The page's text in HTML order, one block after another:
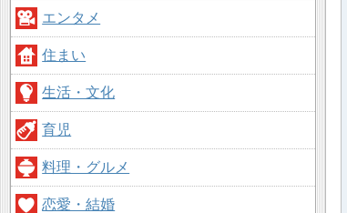
エンタメ
住まい
生活・文化
育児
料理・グルメ
恋愛・結婚